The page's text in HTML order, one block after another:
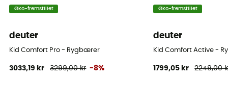
Øko-fremstillet
deuter
Kid Comfort Pro - Rygbærer
3033,19 kr 3299,00 kr -8%
Øko-fremstillet
deuter
Kid Comfort Active -
1799,05 kr 2249,00